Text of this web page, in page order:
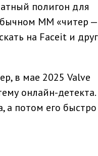
полигон для
MM «читер
на Faceit и
в мае 2025 Valve
онлайн-
а потом его быстро